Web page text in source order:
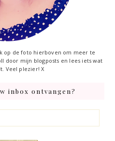
op de foto hierboven om meer te
door mijn blogposts en lees iets wat
Veel plezier! X
inbox ontvangen?